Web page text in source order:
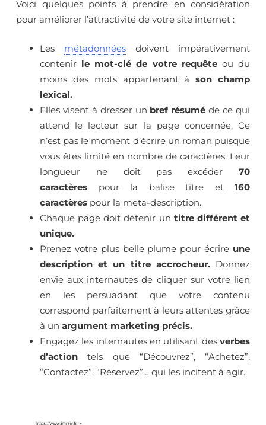
Voici quelques points à prendre en considération
pour améliorer l’attractivité de votre site internet :
Les métadonnées doivent impérativement
contenir le mot-clé de votre requêteou du
moins des mots appartenant àson champ
lexical.
Elles visent à dresser un bref résumé de ce qui
attend le lecteur sur la page concernée. Ce
n’est pas le moment d’écrire un roman puisque
vous êtes limité en nombre de caractères. Leur
longueur ne doit pas excéder 70
caractères pour la balise titre et 160
caractères pour la meta-description.
Chaque page doit détenir un titre différent et
unique.
Prenez votre plus belle plume pour écrire une
description et un titre accrocheur.Donnez
envie aux internautes de cliquer sur votre lien
en les persuadant que votre contenu
correspond parfaitement à leurs attentes grâce
à un argument marketing précis.
Engagez les internautes en utilisant des verbes
d’action tels que “Découvrez”, “Achetez”,
“Contactez”, “Réservez”… qui les incitent à agir.